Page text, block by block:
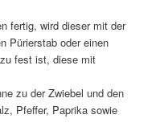
fertig, wird dieser mit der
Pürierstab oder einen
fest ist, diese mit
zu der Zwiebel und den
Pfeffer, Paprika sowie